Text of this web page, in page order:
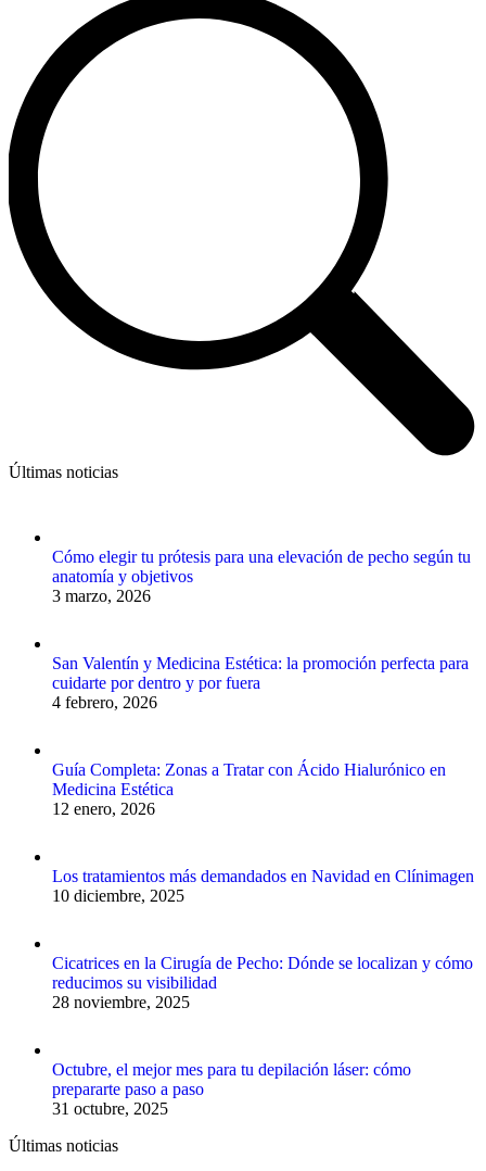
Últimas noticias
Cómo elegir tu prótesis para una elevación de pecho según tu
anatomía y objetivos
3 marzo, 2026
San Valentín y Medicina Estética: la promoción perfecta para
cuidarte por dentro y por fuera
4 febrero, 2026
Guía Completa: Zonas a Tratar con Ácido Hialurónico en
Medicina Estética
12 enero, 2026
Los tratamientos más demandados en Navidad en Clínimagen
10 diciembre, 2025
Cicatrices en la Cirugía de Pecho: Dónde se localizan y cómo
reducimos su visibilidad
28 noviembre, 2025
Octubre, el mejor mes para tu depilación láser: cómo
prepararte paso a paso
31 octubre, 2025
Últimas noticias